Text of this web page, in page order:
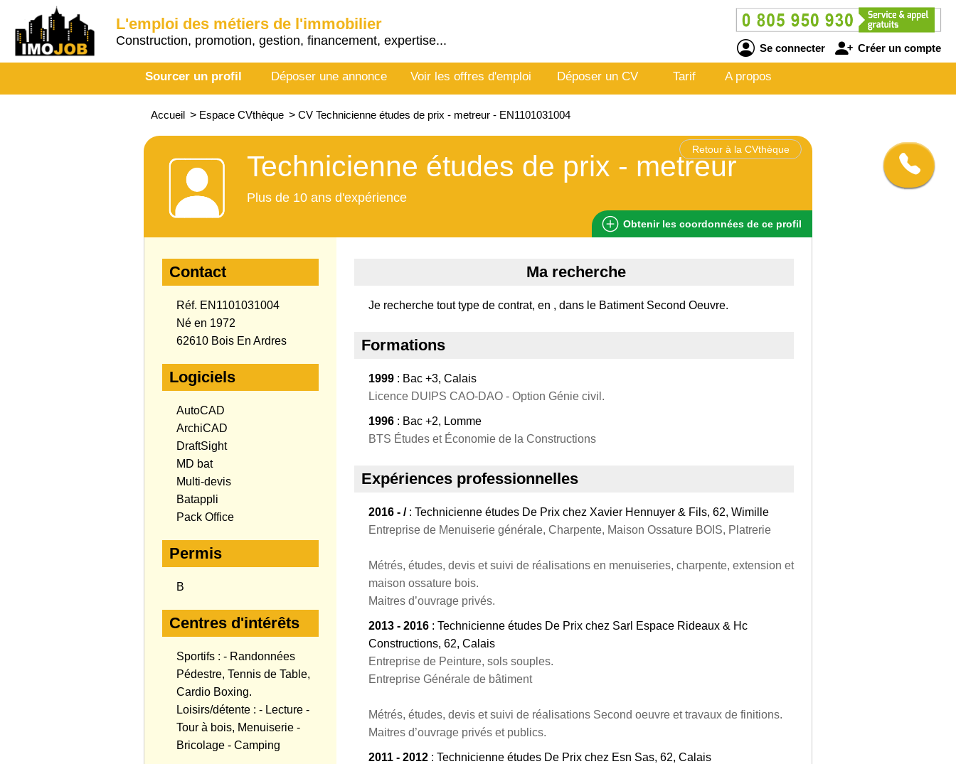
L'emploi des métiers de l'immobilier
Construction, promotion, gestion, financement, expertise...
Se connecter Créer un compte
Sourcer un profil Déposer une annonce Voir les offres d'emploi Déposer un CV Tarif A propos
Accueil > Espace CVthèque > CV Technicienne études de prix - metreur - EN1101031004
Retour à la CVthèque
Technicienne études de prix - metreur
Plus de 10 ans d'expérience
Obtenir les coordonnées de ce profil
Contact
Réf. EN1101031004
Né en 1972
62610 Bois En Ardres
Logiciels
AutoCAD
ArchiCAD
DraftSight
MD bat
Multi-devis
Batappli
Pack Office
Permis
B
Centres d'intérêts
Sportifs : - Randonnées
Pédestre, Tennis de Table,
Cardio Boxing.
Loisirs/détente : - Lecture -
Tour à bois, Menuiserie -
Bricolage - Camping
Ma recherche
Je recherche tout type de contrat, en , dans le Batiment Second Oeuvre.
Formations
1999 : Bac +3, Calais
Licence DUIPS CAO-DAO - Option Génie civil.
1996 : Bac +2, Lomme
BTS Études et Économie de la Constructions
Expériences professionnelles
2016 - /: Technicienne études De Prix chez Xavier Hennuyer & Fils, 62, Wimille
Entreprise de Menuiserie générale, Charpente, Maison Ossature BOIS, Platrerie
Métrés, études, devis et suivi de réalisations en menuiseries, charpente, extension et
maison ossature bois.
Maitres d’ouvrage privés.
2013 - 2016 : Technicienne études De Prix chez Sarl Espace Rideaux & Hc
Constructions, 62, Calais
Entreprise de Peinture, sols souples.
Entreprise Générale de bâtiment
Métrés, études, devis et suivi de réalisations Second oeuvre et travaux de finitions.
Maitres d’ouvrage privés et publics.
2011 - 2012 : Technicienne études De Prix chez Esn Sas, 62, Calais